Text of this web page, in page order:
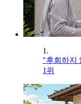
1.
"후회하지
1위